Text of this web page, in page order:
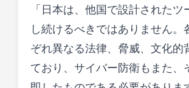
「日本は、他国で設計された
し続けるべきではありません。
ぞれ異なる法律、脅威、文化的
ており、サイバー防衛もまた、